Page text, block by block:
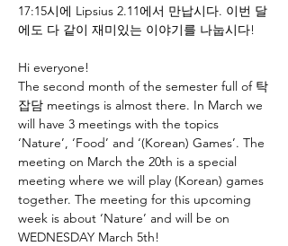
17:15시에 Lipsius 2.11에서 만납시다. 이번 달
에도 다 같이 재미있는 이야기를 나눕시다!
Hi everyone!
The second month of the semester full of 탁
잡담 meetings is almost there. In March we
will have 3 meetings with the topics
‘Nature’, ‘Food’ and ‘(Korean) Games’. The
meeting on March the 20th is a special
meeting where we will play (Korean) games
together. The meeting for this upcoming
week is about ‘Nature’ and will be on
WEDNESDAY March 5th!